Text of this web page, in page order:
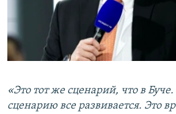
«Это тот же сценарий, что в
сценарию все развивается. Это